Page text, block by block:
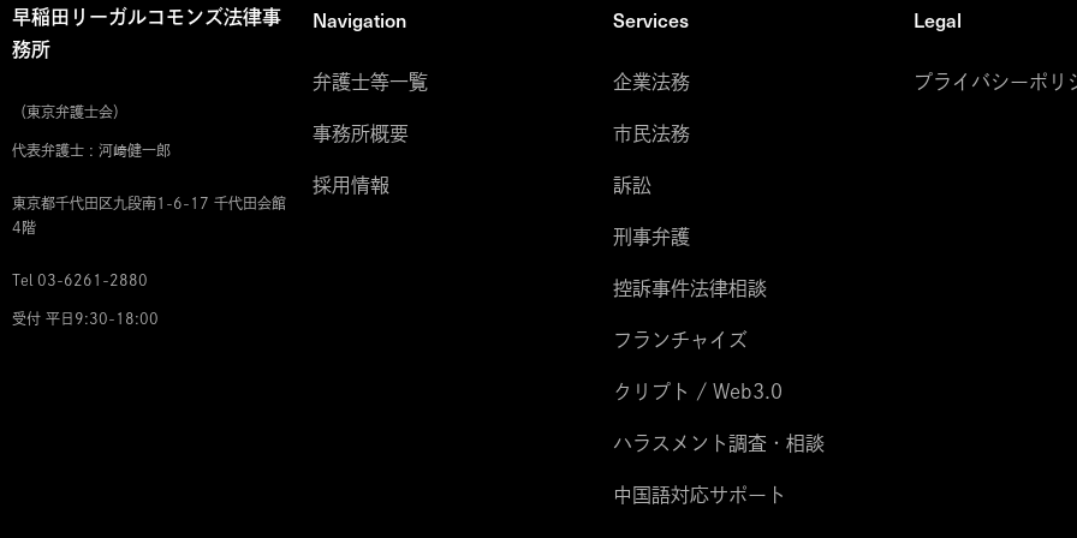
早稲田リーガルコモンズ法律事
務所
（東京弁護士会）
代表弁護士 : 河﨑健一郎
東京都千代田区九段南1-6-17 千代田会館
4階
Tel 03-6261-2880
受付 平日9:30-18:00
Navigation
弁護士等一覧
事務所概要
採用情報
Services
企業法務
市民法務
訴訟
刑事弁護
控訴事件法律相談
フランチャイズ
クリプト / Web3.0
ハラスメント調査・相談
中国語対応サポート
Legal
プライバシーポリ